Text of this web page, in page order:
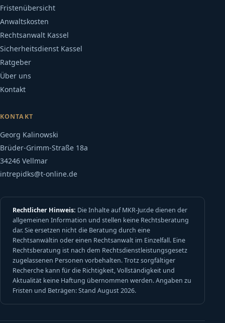
Fristenübersicht
Anwaltskosten
Rechtsanwalt Kassel
Sicherheitsdienst Kassel
Ratgeber
Über uns
Kontakt
KONTAKT
Georg Kalinowski
Brüder-Grimm-Straße 18a
34246 Vellmar
intrepidks@t-online.de
Rechtlicher Hinweis: Die Inhalte auf MKR-Jur.de dienen der
allgemeinen Information und stellen keine Rechtsberatung
dar. Sie ersetzen nicht die Beratung durch eine
Rechtsanwältin oder einen Rechtsanwalt im Einzelfall. Eine
Rechtsberatung ist nach dem Rechtsdienstleistungsgesetz
zugelassenen Personen vorbehalten. Trotz sorgfältiger
Recherche kann für die Richtigkeit, Vollständigkeit und
Aktualität keine Haftung übernommen werden. Angaben zu
Fristen und Beträgen: Stand August 2026.